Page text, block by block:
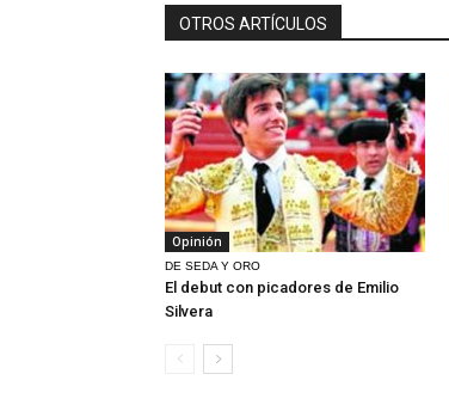
OTROS ARTÍCULOS
Opinión
DE SEDA Y ORO
El debut con picadores de Emilio
Silvera